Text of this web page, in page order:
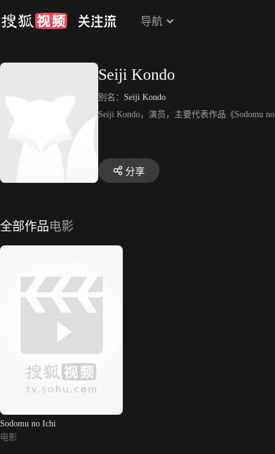
导航
Seiji Kondo
别名： Seiji Kondo
Seiji Kondo，演员，主要代表作品《Sodomu
分享
全部作品电影
Sodomu no Ichi
电影